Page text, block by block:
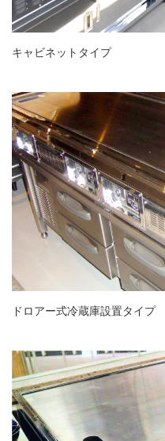
キャビネットタイプ
ドロアー式冷蔵庫設置タイプ